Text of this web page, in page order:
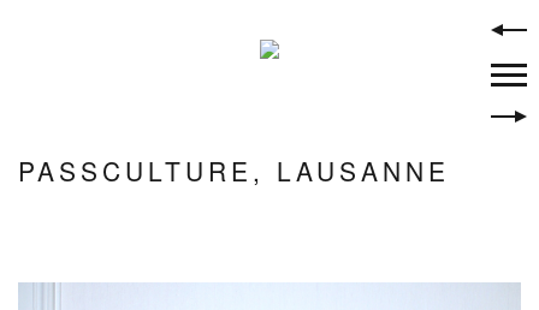
PASSCULTURE, LAUSANNE